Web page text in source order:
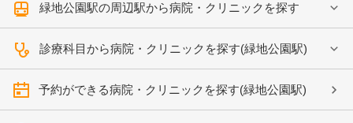
緑地公園駅の周辺駅から病院・クリニックを探す
診療科目から病院・クリニックを探す(緑地公園駅)
予約ができる病院・クリニックを探す(緑地公園駅)